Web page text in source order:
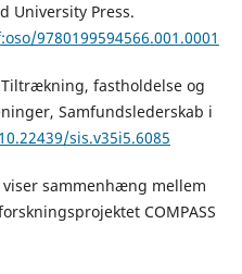
University Press.
9780199594566.001.0001
Tiltrækning, fastholdelse og
Samfundslederskab i
sis.v35i5.6085
viser sammenhæng mellem
COMPASS